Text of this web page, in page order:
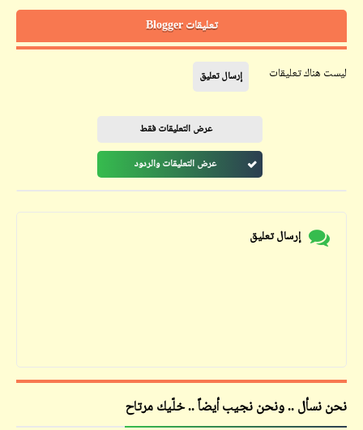
تعليقات Blogger
ليست هناك تعليقات إرسال تعليق
عرض التعليقات فقط
عرض التعليقات والردود
إرسال تعليق
نحن نسأل .. ونحن نجيب أيضاً .. خلّيك مرتاح